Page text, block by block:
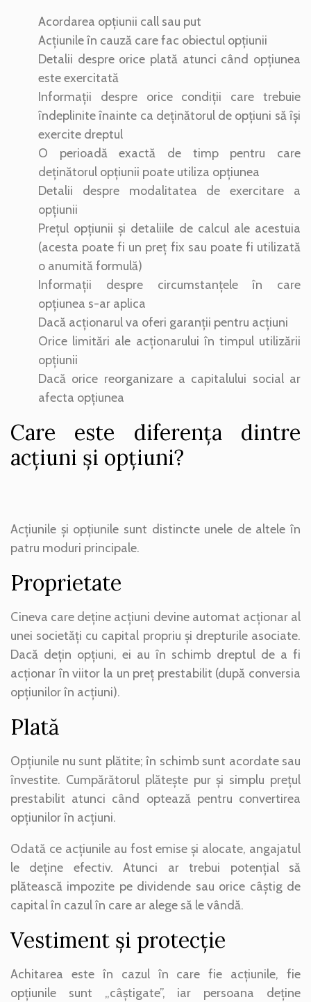
Acordarea opțiunii call sau put
Acțiunile în cauză care fac obiectul opțiunii
Detalii despre orice plată atunci când opțiunea
este exercitată
Informații despre orice condiții care trebuie
îndeplinite înainte ca deținătorul de opțiuni să își
exercite dreptul
O perioadă exactă de timp pentru care
deținătorul opțiunii poate utiliza opțiunea
Detalii despre modalitatea de exercitare a
opțiunii
Prețul opțiunii și detaliile de calcul ale acestuia
(acesta poate fi un preț fix sau poate fi utilizată
o anumită formulă)
Informații despre circumstanțele în care
opțiunea s-ar aplica
Dacă acționarul va oferi garanții pentru acțiuni
Orice limitări ale acționarului în timpul utilizării
opțiunii
Dacă orice reorganizare a capitalului social ar
afecta opțiunea
Care este diferența dintre
acțiuni și opțiuni?
Acțiunile și opțiunile sunt distincte unele de altele în
patru moduri principale.
Proprietate
Cineva care deține acțiuni devine automat acționar al
unei societăți cu capital propriu și drepturile asociate.
Dacă dețin opțiuni, ei au în schimb dreptul de a fi
acționar în viitor la un preț prestabilit (după conversia
opțiunilor în acțiuni).
Plată
Opțiunile nu sunt plătite; în schimb sunt acordate sau
învestite. Cumpărătorul plătește pur și simplu prețul
prestabilit atunci când optează pentru convertirea
opțiunilor în acțiuni.
Odată ce acțiunile au fost emise și alocate, angajatul
le deține efectiv. Atunci ar trebui potențial să
plătească impozite pe dividende sau orice câștig de
capital în cazul în care ar alege să le vândă.
Vestiment și protecție
Achitarea este în cazul în care fie acțiunile, fie
opțiunile sunt „câștigate”, iar persoana deține